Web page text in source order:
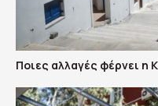
Ποιες αλλαγές φέρνει η